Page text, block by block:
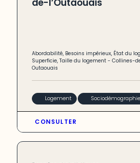
de-l’Outaouais
Abordabilité, Besoins impérieux, État du
Superficie,Taille du logement -Collines-
Outaouais
Logement Sociodémographie
CONSULTER